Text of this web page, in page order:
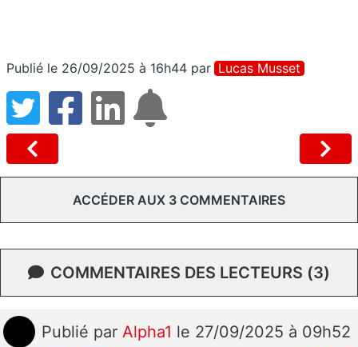
Publié le 26/09/2025 à 16h44 par Lucas Musset
ACCÉDER AUX 3 COMMENTAIRES
COMMENTAIRES DES LECTEURS (3)
Publié par Alpha1 le 27/09/2025 à 09h52